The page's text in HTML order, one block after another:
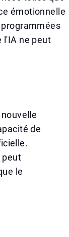
émotionnelle
l'IA ne peut
de
peut
le